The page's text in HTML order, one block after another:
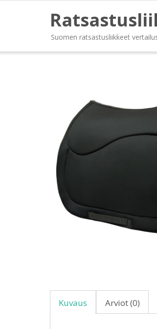
Suomen ratsastusliikkeet
Kuvaus Arviot (0)